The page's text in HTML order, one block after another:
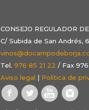
CONSEJO REGULADOR
C/ Subida de San Andrés,
Tel.976 85 21 22 / Fax
Aviso legal | Política de